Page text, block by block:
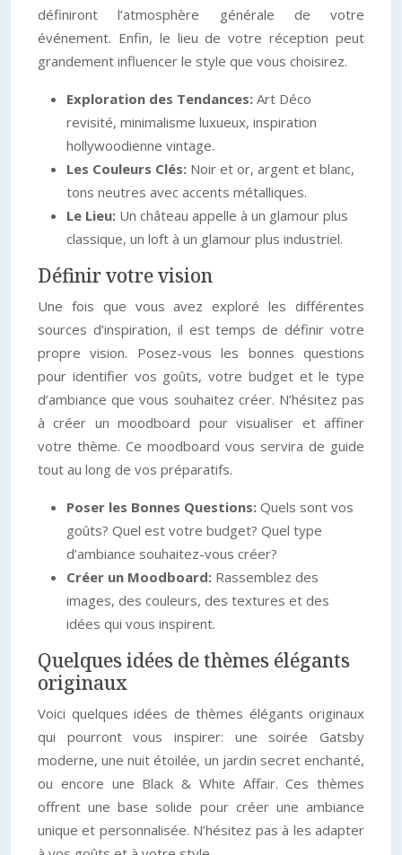
définiront l’atmosphère générale de votre
événement. Enfin, le lieu de votre réception peut
grandement influencer le style que vous choisirez.
Exploration des Tendances: Art Déco
revisité, minimalisme luxueux, inspiration
hollywoodienne vintage.
Les Couleurs Clés: Noir et or, argent et blanc,
tons neutres avec accents métalliques.
Le Lieu: Un château appelle à un glamour plus
classique, un loft à un glamour plus industriel.
Définir votre vision
Une fois que vous avez exploré les différentes
sources d’inspiration, il est temps de définir votre
propre vision. Posez-vous les bonnes questions
pour identifier vos goûts, votre budget et le type
d’ambiance que vous souhaitez créer. N’hésitez pas
à créer un moodboard pour visualiser et affiner
votre thème. Ce moodboard vous servira de guide
tout au long de vos préparatifs.
Poser les Bonnes Questions: Quels sont vos
goûts? Quel est votre budget? Quel type
d’ambiance souhaitez-vous créer?
Créer un Moodboard: Rassemblez des
images, des couleurs, des textures et des
idées qui vous inspirent.
Quelques idées de thèmes élégants
originaux
Voici quelques idées de thèmes élégants originaux
qui pourront vous inspirer: une soirée Gatsby
moderne, une nuit étoilée, un jardin secret enchanté,
ou encore une Black & White Affair. Ces thèmes
offrent une base solide pour créer une ambiance
unique et personnalisée. N’hésitez pas à les adapter